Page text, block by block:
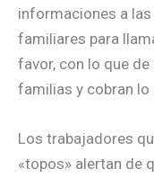
informaciones a
familiares para
favor, con lo que
familias y cobran lo
Los trabajadores
«topos» alertan de